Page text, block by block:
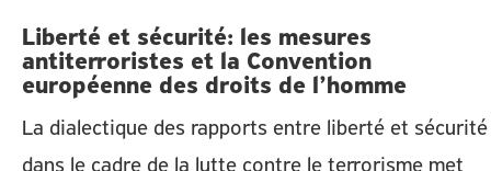
Liberté et sécurité: les mesures
antiterroristes et la Convention
européenne des droits de l’homme
La dialectique des rapports entre liberté et sécurité
dans le cadre de la lutte contre le terrorisme met